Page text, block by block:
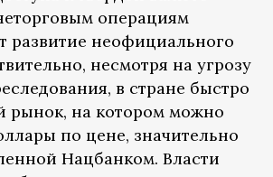
операциям
развитие неофициального
несмотря на угрозу
в стране быстро
рынок, на котором можно
по цене, значительно
Нацбанком. Власти